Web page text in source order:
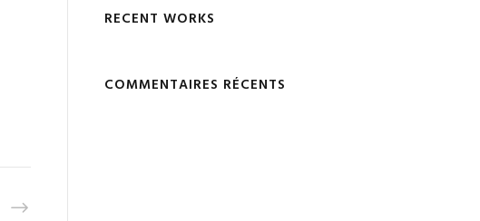
RECENT WORKS
COMMENTAIRES RÉCENTS